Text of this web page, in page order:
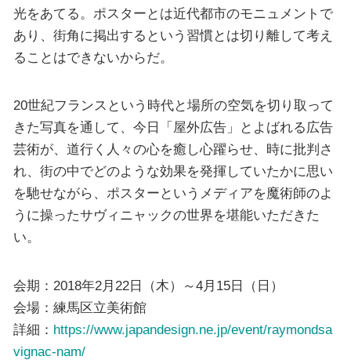
光をあてる。ポスターとは近代都市のモニュメントで
あり、街角に掲出するという習慣とは切り離して考え
ることはできないからだ。
20世紀フランスという時代と場所の空気を切り取って
きた写真を通して、今日「屋外広告」とよばれる広告
芸術が、道行く人々の心を癒し心躍らせ、時に批判さ
れ、街の中でどのような効果を発揮していたかに思い
を馳せながら、ポスターというメディアを魔術師のよ
うに操ったサヴィニャックの世界を堪能いただきた
い。
会期：2018年2月22日（木）～4月15日（日）
会場：練馬区立美術館
詳細： https://www.japandesign.ne.jp/event/raymondsa
vignac-nam/